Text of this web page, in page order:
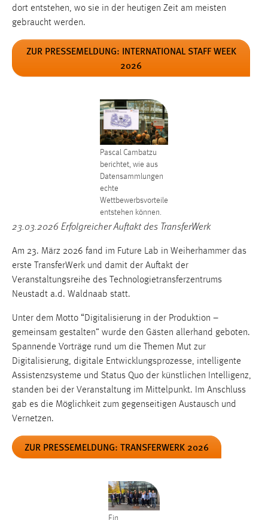
dort entstehen, wo sie in der heutigen Zeit am meisten
gebraucht werden.
ZUR PRESSEMELDUNG: INTERNATIONAL STAFF WEEK
2026
Pascal Cambatzu
berichtet, wie aus
Datensammlungen
echte
Wettbewerbsvorteile
entstehen können.
23.03.2026 Erfolgreicher Auftakt des TransferWerk
Am 23. März 2026 fand im Future Lab in Weiherhammer das
erste TransferWerk und damit der Auftakt der
Veranstaltungsreihe des Technologietransferzentrums
Neustadt a.d. Waldnaab statt.
Unter dem Motto “Digitalisierung in der Produktion –
gemeinsam gestalten” wurde den Gästen allerhand geboten.
Spannende Vorträge rund um die Themen Mut zur
Digitalisierung, digitale Entwicklungsprozesse, intelligente
Assistenzsysteme und Status Quo der künstlichen Intelligenz,
standen bei der Veranstaltung im Mittelpunkt. Im Anschluss
gab es die Möglichkeit zum gegenseitigen Austausch und
Vernetzen.
ZUR PRESSEMELDUNG: TRANSFERWERK 2026
Chat
Name:
Wird benötigt um die Chatfunktion nutzen zu können.
MibewSessionID, mibew-chat-frame-style-
5e9dbeb1811c0446 = Sitzungslaufzeit, mibew_locale = 3
Jahre, MIBEW_UserID = 1 Jahr
Name:
Zweck:
Dieser Cookie ist notwendig um sich an der Website
24 Stunden
STATISTIK
Statistik Cookies erfassen Informationen anonym.
Diese Informationen helfen uns zu verstehen, wie
unsere Besucher unsere Website nutzen.
Matomo
_pk_ref, _pk_cvar, _pk_id, _pk_ses